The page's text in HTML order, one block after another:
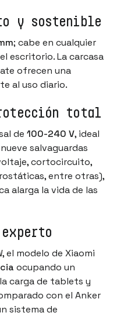
y sostenible
; cabe en cualquier
escritorio. La carcasa
ofrecen una
al uso diario.
total
de 100-240 V, ideal
salvaguardas
cortocircuito,
entre otras),
alarga la vida de las
el modelo de Xiaomi
ocupando un
carga de tablets y
con el Anker
sistema de